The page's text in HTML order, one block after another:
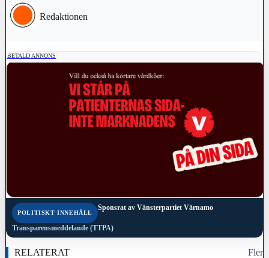
Redaktionen
BETALD ANNONS
POLITISKT INNEHÅLL
Sponsrat av Vänsterpartiet Värnamo
Transparensmeddelande (TTPA)
RELATERAT Fler